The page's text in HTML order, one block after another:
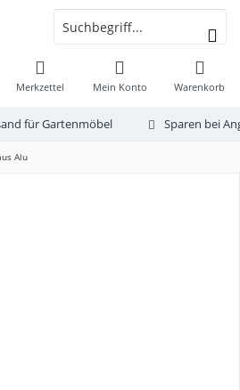
Warenkorb
Merkzettel Mein Konto
für Gartenmöbel Sparen bei
Alu